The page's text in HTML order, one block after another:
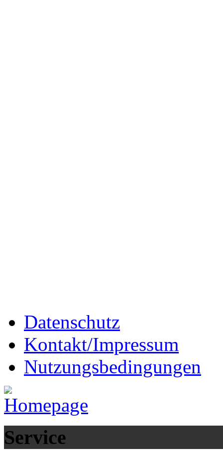
Datenschutz
Kontakt/Impressum
Nutzungsbedingungen
Service